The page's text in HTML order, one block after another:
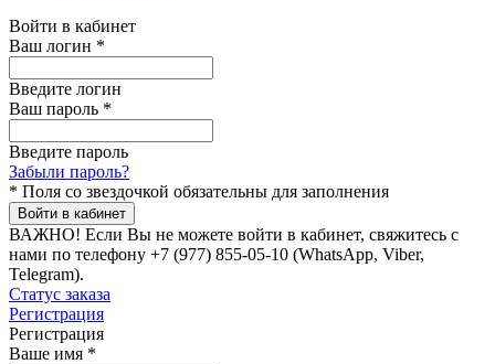
Войти в кабинет
Ваш логин *
Введите логин
Ваш пароль *
Введите пароль
Забыли пароль?
* Поля со звездочкой обязательны для заполнения
Войти в кабинет
ВАЖНО! Если Вы не можете войти в кабинет, свяжитесь с
нами по телефону +7 (977) 855-05-10 (WhatsApp, Viber,
Telegram).
Статус заказа
Регистрация
Регистрация
Ваше имя *